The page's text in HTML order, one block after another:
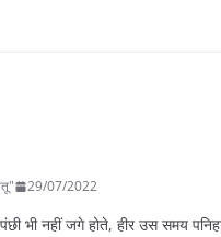
29/07/2022
भी नहीं जगे होते, हीर उस समय